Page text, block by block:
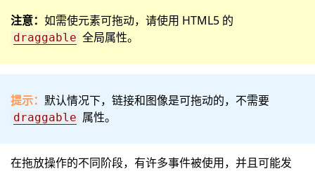
注意： 如需使元素可拖动，请使用 HTML5 的
draggable 全局属性。
提示： 默认情况下，链接和图像是可拖动的，不需要
draggable 属性。
在拖放操作的不同阶段，有许多事件被使用，并且可能发